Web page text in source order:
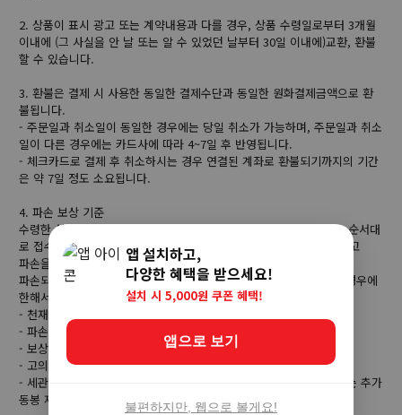
2. 상품이 표시 광고 또는 계약내용과 다를 경우, 상품 수령일로부터 3개월
이내에 (그 사실을 안 날 또는 알 수 있었던 날부터 30일 이내에)교환, 환불
할 수 있습니다.
3. 환불은 결제 시 사용한 동일한 결제수단과 동일한 원화결제금액으로 환
불됩니다.
- 주문일과 취소일이 동일한 경우에는 당일 취소가 가능하며, 주문일과 취소
일이 다른 경우에는 카드사에 따라 4~7일 후 반영됩니다.
- 체크카드로 결제 후 취소하시는 경우 연결된 계좌로 환불되기까지의 기간
은 약 7일 정도 소요됩니다.
4. 파손 보상 기준
수령한 상품이 파손시에는 수령 후 5일 이내에 배송사에서 요구하는 순서대
로 접수 진행합니다. 파손 보상 시에는 반드시 택배 박스가 있어야 하고
파손을 증명할 수 있는 택배 박스와 상품사진을 제공해야 합니다.
파손되기 쉬운 제품에 한해서는 보상이 어려울 수 있습니다. 아래의 경우에
한해서는 파손 보장이 불가능합니다.
- 천재지변 또는 화재등의 불가항력에 의한 분실, 훼손, 도난의 경우
- 파손 제품 회수 거부 또는 회수 불가시
- 보상을 위한 요청자료 미제출시
- 고의적인 파손으로 보상 요청이 확인될 경우
- 세관에 신고된 구매 본제품이 아닌 사은품 등 실구매내역과 상관없는 추가
동봉 제품이 파손된 경우 (브랜드 박스, CD)
앱 설치하고,
다양한 혜택을 받으세요!
설치 시 5,000원 쿠폰 혜택!
앱으로 보기
불편하지만, 웹으로 볼게요!